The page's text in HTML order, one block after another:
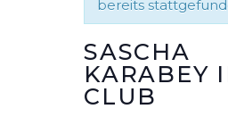
bereits
SASCHA
KARABEY
CLUB